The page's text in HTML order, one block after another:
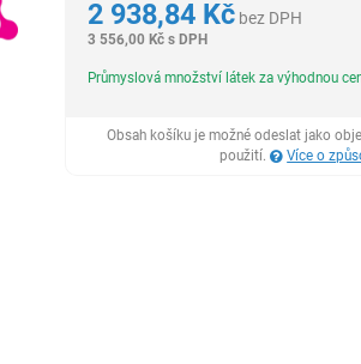
2 938,84 Kč bez DPH
3 556,00 Kč s DPH
Průmyslová množství látek za výhodnou
Obsah košíku je možné odeslat jako
použití.
Více o